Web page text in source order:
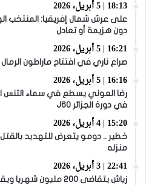
18:13 | 5 أبريل، 2026
دون هزيمة أو تعادل
16:21 | 5 أبريل، 2026
صراع ناري في افتتاح ماراطون الرمال
16:16 | 5 أبريل، 2026
رضا العوني يسطع في سماء التنس
في دورة الجزائر J60
15:20 | 4 أبريل، 2026
خطير .. دومو يتعرض للتهديد
منزله
22:41 | 3 أبريل، 2026